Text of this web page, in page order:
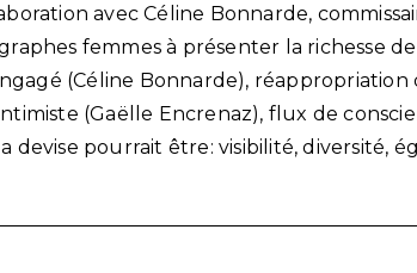
avec Céline Bonnarde,
femmes à présenter la richesse
(Céline Bonnarde), réappropriation
(Gaëlle Encrenaz), flux de
devise pourrait être: visibilité, diversité,